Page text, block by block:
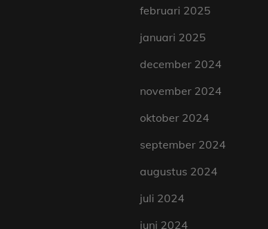
februari 2025
januari 2025
december 2024
november 2024
oktober 2024
september 2024
augustus 2024
juli 2024
juni 2024